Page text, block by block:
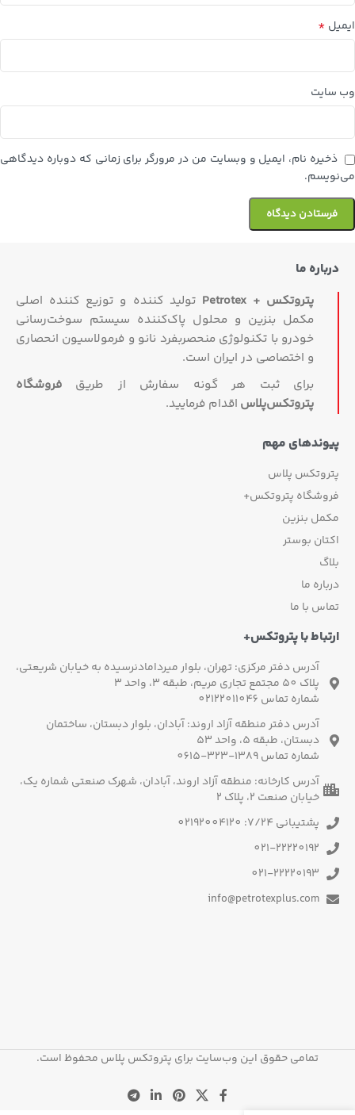
ایمیل *
وب‌ سایت
ذخیره نام، ایمیل و وبسایت من در مرورگر برای زمانی که دوباره دیدگاهی
می‌نویسم.
درباره ما
پتروتکس + Petrotex
تولید کننده و توزیع کننده اصلی
مکمل بنزین و محلول پاک‌کننده سیستم سوخت‌رسانی
خودرو با تکنولوژی منحصربفرد نانو و فرمولاسیون انحصاری
و اختصاصی در ایران است.
برای ثبت هر گونه سفارش از طریق فروشگاه
پتروتکس‏‌پلاس اقدام فرمایید.
پیوندهای مهم
پتروتکس پلاس
فروشگاه پتروتکس+
مکمل بنزین
اکتان بوستر
بلاگ
درباره ما
تماس با ما
ارتباط با پتروتکس+
آدرس دفتر مرکزی: تهران، بلوار میردامادنرسیده به خیابان شریعتی،
پلاک 50 مجتمع تجاری مریم، طبقه 3، واحد 3
شماره تماس 02122011046
آدرس دفتر منطقه آزاد اروند: آبادان، بلوار دبستان، ساختمان
دبستان، طبقه 5، واحد 53
شماره تماس 1389-323-0615
آدرس کارخانه: منطقه آزاد اروند، آبادان، شهرک صنعتی شماره یک،
خیابان صنعت 2، پلاک 2
پشتیبانی 7/24: 02192004120
021-22220192
021-22220193
info@petrotexplus.com
تمامی حقوق این وب‌سایت برای پتروتکس پلاس محفوظ است.